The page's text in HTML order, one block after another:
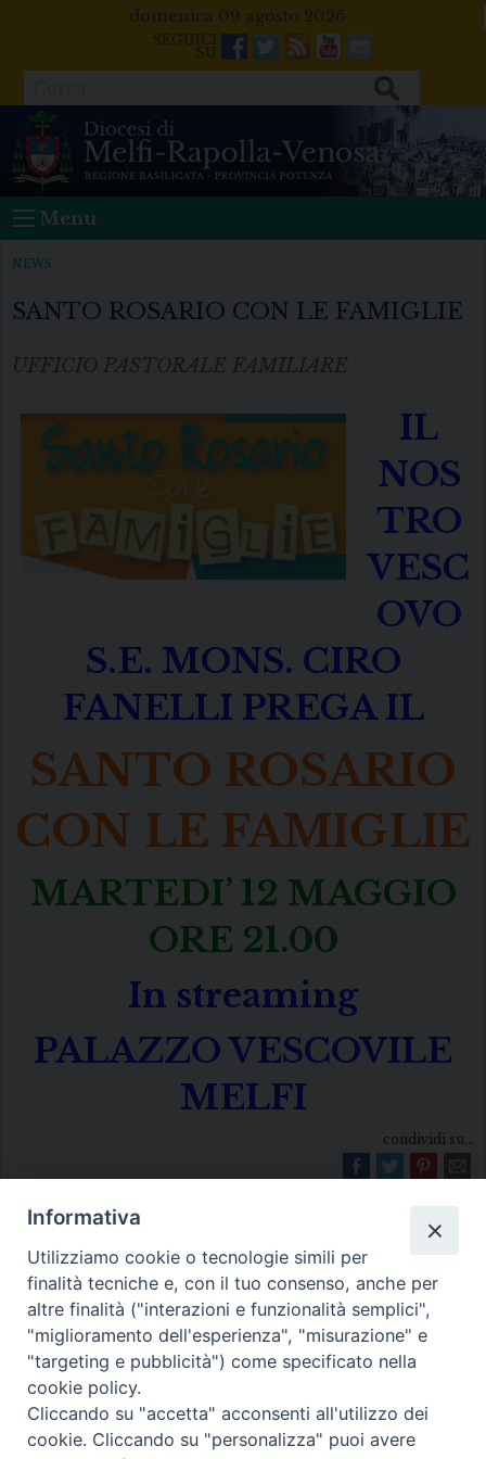
domenica 09 agosto 2026
Facebook
Twitter
FeedsYoutube
Mail
Menu
NEWS
SANTO ROSARIO CON LE FAMIGLIE
UFFICIO PASTORALE FAMILIARE
IL
NOS
TRO
VESC
OVO
S.E. MONS. CIRO
FANELLI PREGA IL
SANTO ROSARIO
CON LE FAMIGLIE
MARTEDI’ 12 MAGGIO
ORE 21.00
In streaming
PALAZZO VESCOVILE
MELFI
condividi su...
Diocesi di Melfi Rapolla Venosa
• Largo Duomo, 12 - 85025 MELFI (PZ) •
Tel. 0972238604
Informativa
Utilizziamo cookie o tecnologie simili per
finalità tecniche e, con il tuo consenso, anche per
altre finalità ("interazioni e funzionalità semplici",
"miglioramento dell'esperienza", "misurazione" e
"targeting e pubblicità") come specificato nella
cookie policy.
Cliccando su "accetta" acconsenti all'utilizzo dei
cookie. Cliccando su "personalizza" puoi avere